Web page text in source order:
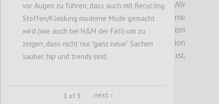
dem das Volk nicht zustimmen würde.
Wir
haben daher festgehalten, dass vollkomme
Resilientsnur in einem autarken System
funktionieren würde und das in Kombination
mit dem daraus folgenden
Wohlstandsverlust,
vor Augen zu führen, dass auch mit Recycling
Stoffen/Kleidung moderne Mode gemacht
wird (wie auch bei H&M der Fall) um zu
zeigen, dass nicht nur "ganz neue" Sachen
sauber, hip und trendy sind.
1 of 5 next ›